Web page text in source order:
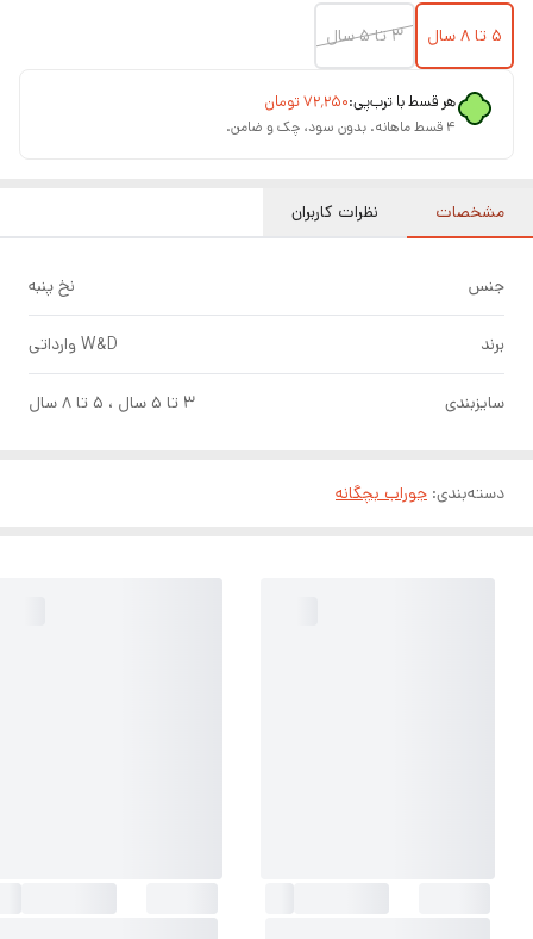
۵ تا ۸ سال ۳ تا ۵ سال
هر قسط با ترب‌پی:۷۲٬۲۵۰تومان
۴ قسط ماهانه. بدون سود، چک و ضامن.
مشخصات نظرات کاربران
جنس نخ پنبه
برند W&D وارداتی
سایزبندی ۳ تا ۵ سال ، ۵ تا ۸ سال
دسته‌بندی: جوراب بچگانه